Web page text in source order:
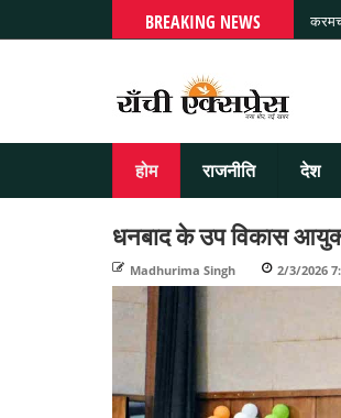
BREAKING NEWS
होम राजनीति देश
धनबाद के उप विकास आयुक्त
Madhurima Singh 2/3/2026